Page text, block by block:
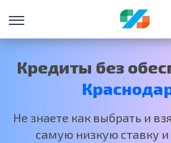
Кредиты без
Не знаете как выбрать и
самую низкую ставку